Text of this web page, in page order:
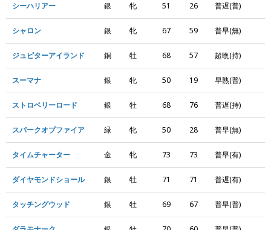
シーハリアー 銀 牝 51 26 普遅(普)
シャロン 銀 牝 67 59 普早(無)
ジュピターアイランド 銅 牡 68 57 超晩(持)
スーマナ 銀 牝 50 19 早熟(普)
ストロベリーロード 銀 牡 68 76 普遅(持)
スパークオブファイア 緑 牝 50 28 普早(無)
タイムチャーター 金 牝 73 73 普早(有)
ダイヤモンドショール 銀 牡 71 71 普遅(有)
タッチングウッド 銀 牡 69 67 普早(普)